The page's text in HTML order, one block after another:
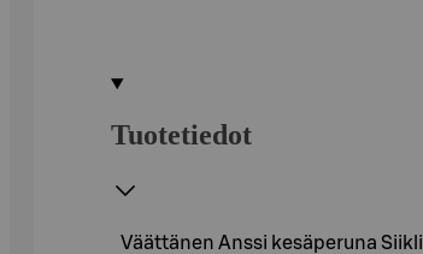
Tuotetiedot
Väättänen Anssi kesäperuna Siikli